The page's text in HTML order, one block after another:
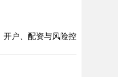
开户、配资与风险控